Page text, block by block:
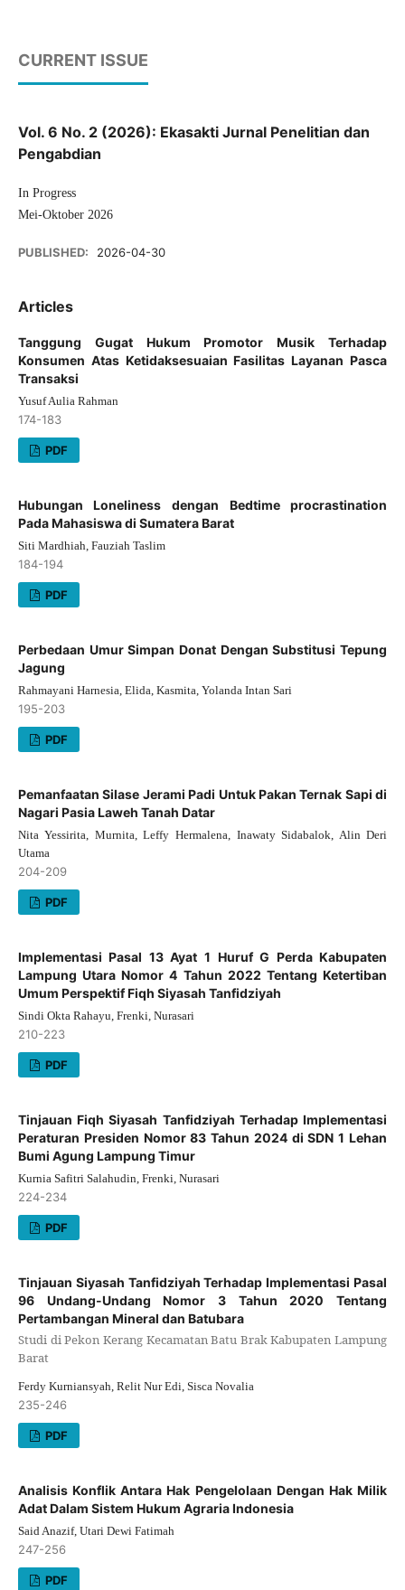
CURRENT ISSUE
Vol. 6 No. 2 (2026): Ekasakti Jurnal Penelitian dan
Pengabdian
In Progress
Mei-Oktober 2026
PUBLISHED: 2026-04-30
Articles
Tanggung Gugat Hukum Promotor Musik Terhadap
Konsumen Atas Ketidaksesuaian Fasilitas Layanan Pasca
Transaksi
Yusuf Aulia Rahman
174-183
PDF
Hubungan Loneliness dengan Bedtime procrastination
Pada Mahasiswa di Sumatera Barat
Siti Mardhiah, Fauziah Taslim
184-194
PDF
Perbedaan Umur Simpan Donat Dengan Substitusi Tepung
Jagung
Rahmayani Harnesia, Elida, Kasmita, Yolanda Intan Sari
195-203
PDF
Pemanfaatan Silase Jerami Padi Untuk Pakan Ternak Sapi di
Nagari Pasia Laweh Tanah Datar
Nita Yessirita, Murnita, Leffy Hermalena, Inawaty Sidabalok, Alin Deri
Utama
204-209
PDF
Implementasi Pasal 13 Ayat 1 Huruf G Perda Kabupaten
Lampung Utara Nomor 4 Tahun 2022 Tentang Ketertiban
Umum Perspektif Fiqh Siyasah Tanfidziyah
Sindi Okta Rahayu, Frenki, Nurasari
210-223
PDF
Tinjauan Fiqh Siyasah Tanfidziyah Terhadap Implementasi
Peraturan Presiden Nomor 83 Tahun 2024 di SDN 1 Lehan
Bumi Agung Lampung Timur
Kurnia Safitri Salahudin, Frenki, Nurasari
224-234
PDF
Tinjauan Siyasah Tanfidziyah Terhadap Implementasi Pasal
96 Undang-Undang Nomor 3 Tahun 2020 Tentang
Pertambangan Mineral dan Batubara
Studi di Pekon Kerang Kecamatan Batu Brak Kabupaten Lampung
Barat
Ferdy Kurniansyah, Relit Nur Edi, Sisca Novalia
235-246
PDF
Analisis Konflik Antara Hak Pengelolaan Dengan Hak Milik
Adat Dalam Sistem Hukum Agraria Indonesia
Said Anazif, Utari Dewi Fatimah
247-256
PDF